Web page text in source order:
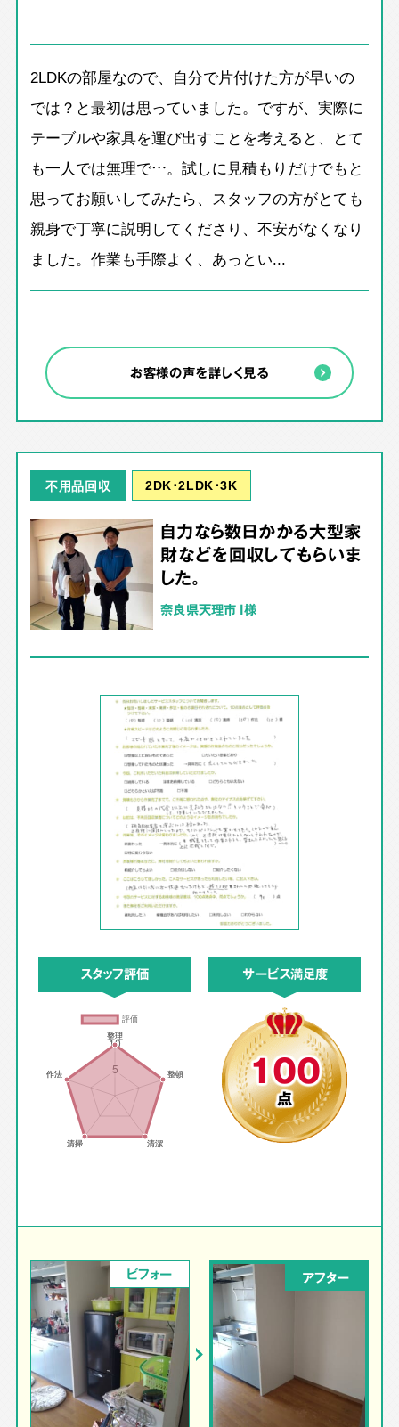
2LDKの部屋なので、自分で片付けた方が早いの
では？と最初は思っていました。ですが、実際に
テーブルや家具を運び出すことを考えると、とて
も一人では無理で…。試しに見積もりだけでもと
思ってお願いしてみたら、スタッフの方がとても
親身で丁寧に説明してくださり、不安がなくなり
ました。作業も手際よく、あっとい...
お客様の声を詳しく見る
不用品回収 2DK･2LDK･3K
自力なら数日かかる大型家
財などを回収してもらいま
した。
奈良県天理市 I様
スタッフ評価 サービス満足度
100
点
ビフォー アフター